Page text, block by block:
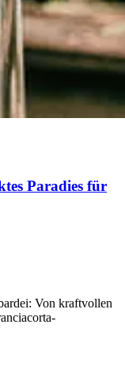
Paradies für
Von kraftvollen